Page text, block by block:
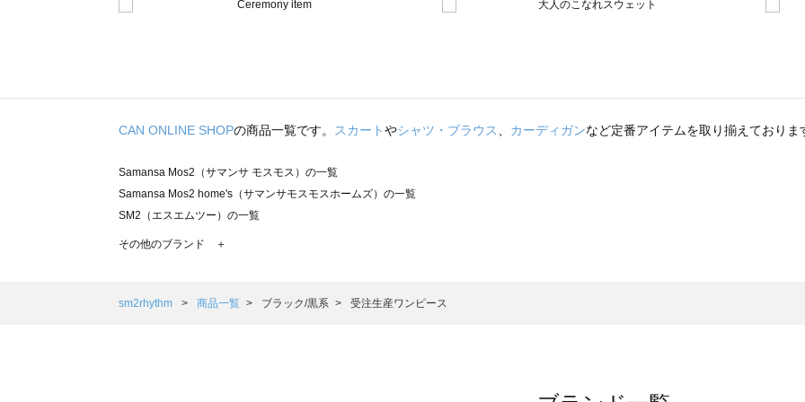
CAN ONLINE SHOPの商品一覧です。 スカートやシャツ・ブラウス、 カーディガンなど定番アイテムを取り揃えておりま
Samansa Mos2（サマンサ モスモス）の一覧
Samansa Mos2 home's（サマンサモスモスホームズ）の一覧
SM2（エスエムツー）の一覧
TSUHARU by Samansa Mos2（ツハルバイサマンサモスモス）の一覧
Samansa Mos2 Lagom（サマンサモスモス ラーゴム）の一覧
その他のブランド ＋
sm2rhythm 商品一覧 ブラック/黒系 受注生産ワンピース